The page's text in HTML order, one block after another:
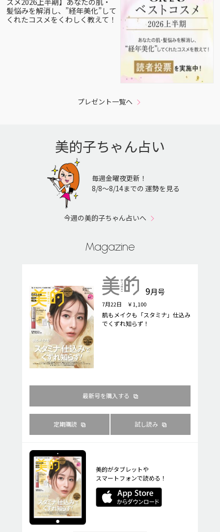
髪悩みを解消し、”経年美化”して
くれたコスメをくわしく教えて！
プレゼント一覧へ
美的子ちゃん占い
毎週金曜夜更新！
8/8〜8/14までの 運勢を見る
今週の美的子ちゃん占いへ
Magazine
9月号
7月22日 ￥1,100
肌もメイクも「スタミナ」仕込み
でくずれ知らず！
最新号を購入する
定期購読 試し読み
美的がタブレットや
スマートフォンで読める！